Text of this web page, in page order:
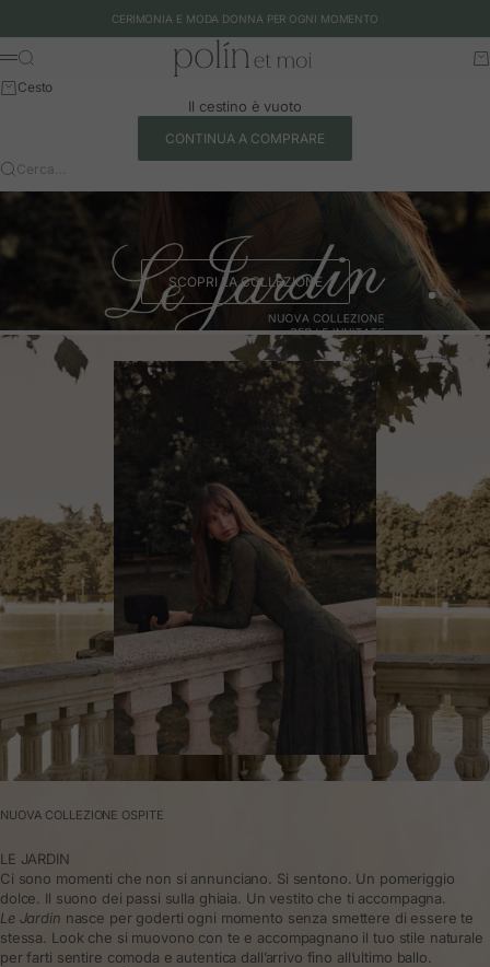
CERIMONIA E MODA DONNA PER OGNI MOMENTO
Polín et moi - EU
Menu
Cerca
Cesto
Il cestino è vuoto
CONTINUA A COMPRARE
Cerca…
SCOPRI LA COLLEZIONE
Vai
Vai
NUOVA COLLEZIONE OSPITE
LE JARDIN
Ci sono momenti che non si annunciano. Si sentono. Un pomeriggio
dolce. Il suono dei passi sulla ghiaia. Un vestito che ti accompagna.
Le Jardin nasce per goderti ogni momento senza smettere di essere te
stessa. Look che si muovono con te e accompagnano il tuo stile naturale
per farti sentire comoda e autentica dall’arrivo fino all’ultimo ballo.